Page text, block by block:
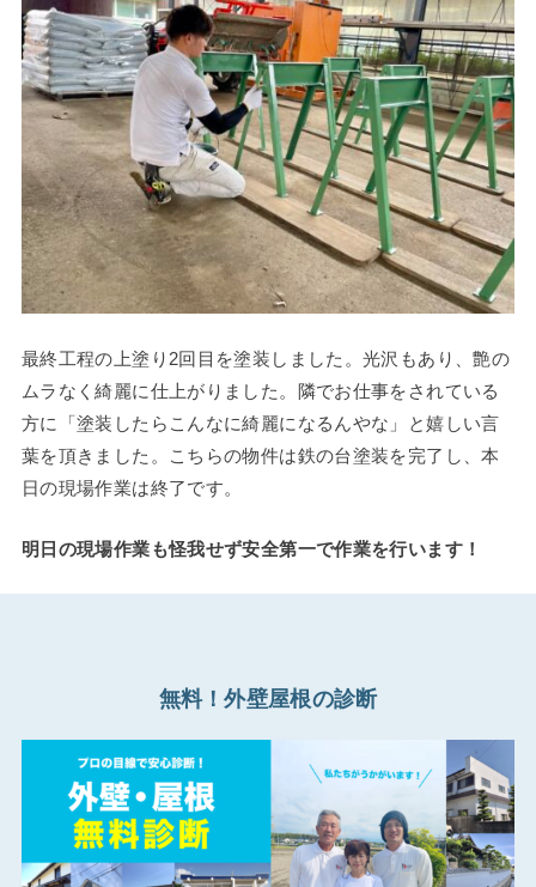
最終工程の上塗り2回目を塗装しました。光沢もあり、艶の
ムラなく綺麗に仕上がりました。隣でお仕事をされている
方に「塗装したらこんなに綺麗になるんやな」と嬉しい言
葉を頂きました。こちらの物件は鉄の台塗装を完了し、本
日の現場作業は終了です。
明日の現場作業も怪我せず安全第一で作業を行います！
無料！外壁屋根の診断